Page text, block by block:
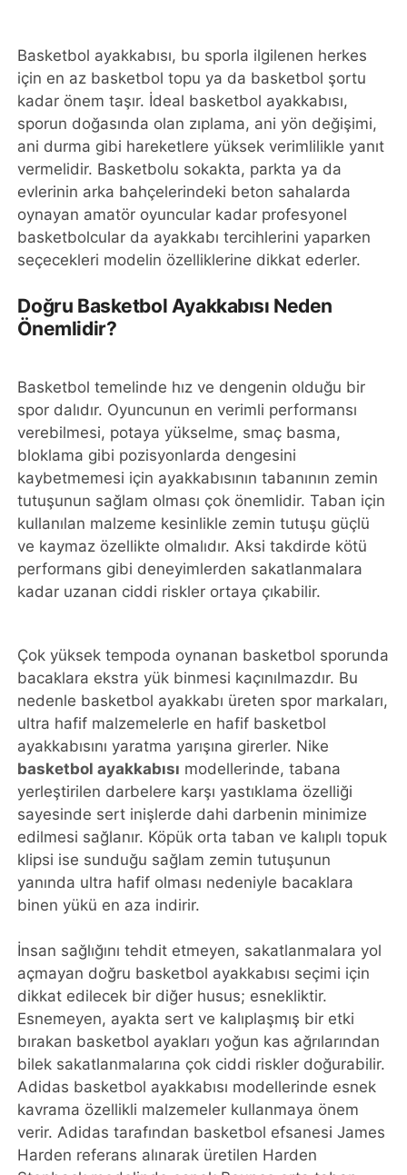
Basketbol ayakkabısı, bu sporla ilgilenen herkes
için en az basketbol topu ya da basketbol şortu
kadar önem taşır. İdeal basketbol ayakkabısı,
sporun doğasında olan zıplama, ani yön değişimi,
ani durma gibi hareketlere yüksek verimlilikle yanıt
vermelidir. Basketbolu sokakta, parkta ya da
evlerinin arka bahçelerindeki beton sahalarda
oynayan amatör oyuncular kadar profesyonel
basketbolcular da ayakkabı tercihlerini yaparken
seçecekleri modelin özelliklerine dikkat ederler.
Doğru Basketbol Ayakkabısı Neden
Önemlidir?
Basketbol temelinde hız ve dengenin olduğu bir
spor dalıdır. Oyuncunun en verimli performansı
verebilmesi, potaya yükselme, smaç basma,
bloklama gibi pozisyonlarda dengesini
kaybetmemesi için ayakkabısının tabanının zemin
tutuşunun sağlam olması çok önemlidir. Taban için
kullanılan malzeme kesinlikle zemin tutuşu güçlü
ve kaymaz özellikte olmalıdır. Aksi takdirde kötü
performans gibi deneyimlerden sakatlanmalara
kadar uzanan ciddi riskler ortaya çıkabilir.
Çok yüksek tempoda oynanan basketbol sporunda
bacaklara ekstra yük binmesi kaçınılmazdır. Bu
nedenle basketbol ayakkabı üreten spor markaları,
ultra hafif malzemelerle en hafif basketbol
ayakkabısını yaratma yarışına girerler. Nike
basketbol ayakkabısı modellerinde, tabana
yerleştirilen darbelere karşı yastıklama özelliği
sayesinde sert inişlerde dahi darbenin minimize
edilmesi sağlanır. Köpük orta taban ve kalıplı topuk
klipsi ise sunduğu sağlam zemin tutuşunun
yanında ultra hafif olması nedeniyle bacaklara
binen yükü en aza indirir.
İnsan sağlığını tehdit etmeyen, sakatlanmalara yol
açmayan doğru basketbol ayakkabısı seçimi için
dikkat edilecek bir diğer husus; esnekliktir.
Esnemeyen, ayakta sert ve kalıplaşmış bir etki
bırakan basketbol ayakları yoğun kas ağrılarından
bilek sakatlanmalarına çok ciddi riskler doğurabilir.
Adidas basketbol ayakkabısı modellerinde esnek
kavrama özellikli malzemeler kullanmaya önem
verir. Adidas tarafından basketbol efsanesi James
Harden referans alınarak üretilen Harden